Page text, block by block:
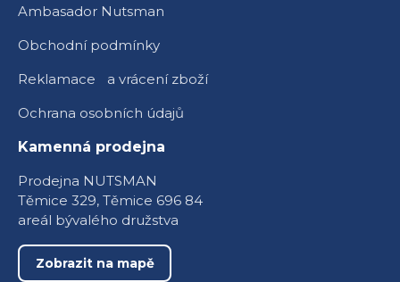
Ambasador Nutsman
Obchodní podmínky
Reklamace a vrácení zboží
Ochrana osobních údajů
Kamenná prodejna
Prodejna NUTSMAN
Těmice 329, Těmice 696 84
areál bývalého družstva
Zobrazit na mapě